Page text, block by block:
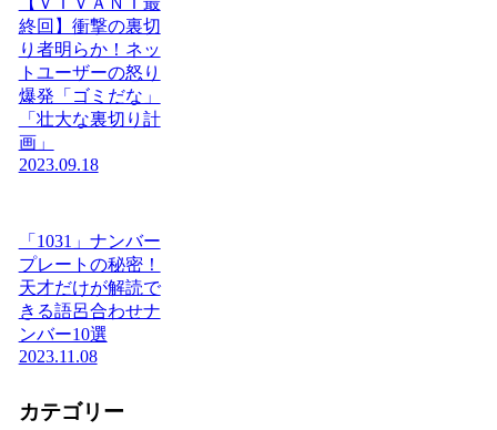
終回】衝撃の裏切
り者明らか！ネッ
トユーザーの怒り
爆発「ゴミだな」
「壮大な裏切り計
画」
2023.09.18
「1031」ナンバー
プレートの秘密！
天才だけが解読で
きる語呂合わせナ
ンバー10選
2023.11.08
カテゴリー